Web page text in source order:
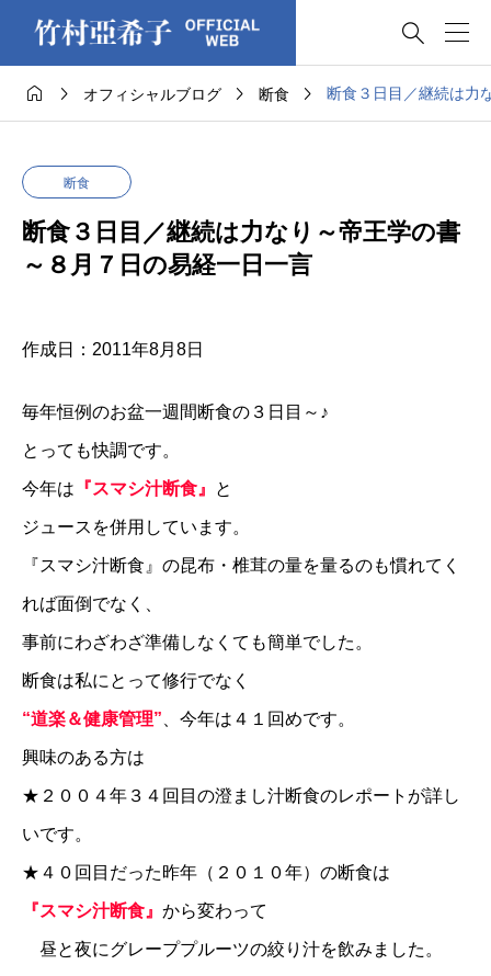

  オフィシャルブログ  断食  断食３日目／継続は力
断食
断食３日目／継続は力なり～帝王学の書
～８月７日の易経一日一言
作成日：2011年8月8日
毎年恒例のお盆一週間断食の３日目～♪
とっても快調です。
今年は 『スマシ汁断食』 と
ジュースを併用しています。
『スマシ汁断食』の昆布・椎茸の量を量るのも慣れてく
れば面倒でなく、
事前にわざわざ準備しなくても簡単でした。
断食は私にとって修行でなく
“道楽＆健康管理” 、今年は４１回めです。
興味のある方は
★ ２００４年３４回目の澄まし汁断食のレポートが詳し
いです。
★ ４０回目だった昨年（２０１０年）の断食は
『スマシ汁断食』 から変わって
昼と夜にグレーププルーツの絞り汁を飲みました。